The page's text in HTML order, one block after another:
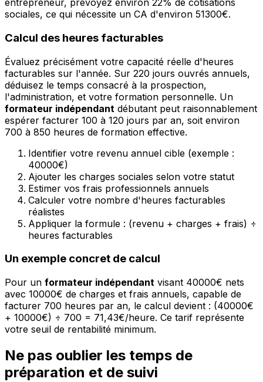
entrepreneur, prévoyez environ 22% de cotisations
sociales, ce qui nécessite un CA d'environ 51300€.
Calcul des heures facturables
Évaluez précisément votre capacité réelle d'heures
facturables sur l'année. Sur 220 jours ouvrés annuels,
déduisez le temps consacré à la prospection,
l'administration, et votre formation personnelle. Un
formateur indépendant débutant peut raisonnablement
espérer facturer 100 à 120 jours par an, soit environ
700 à 850 heures de formation effective.
Identifier votre revenu annuel cible (exemple :
40000€)
Ajouter les charges sociales selon votre statut
Estimer vos frais professionnels annuels
Calculer votre nombre d'heures facturables
réalistes
Appliquer la formule : (revenu + charges + frais) ÷
heures facturables
Un exemple concret de calcul
Pour un formateur indépendant visant 40000€ nets
avec 10000€ de charges et frais annuels, capable de
facturer 700 heures par an, le calcul devient : (40000€
+ 10000€) ÷ 700 = 71,43€/heure. Ce tarif représente
votre seuil de rentabilité minimum.
Ne pas oublier les temps de
préparation et de suivi